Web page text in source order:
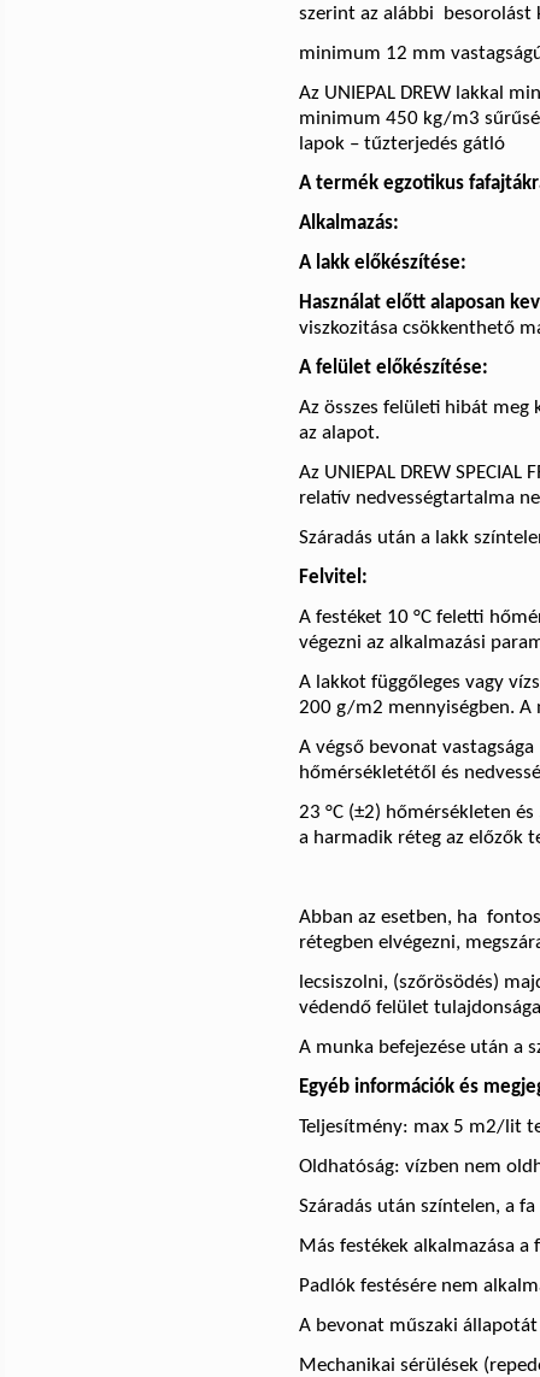
szerint az alábbi
besorolást
minimum 12 mm
Az UNIEPAL DREW lakkal
minimum 450 kg/m3
lapok – tűzterjedés gátló
A termék egzotikus
Alkalmazás:
A lakk előkészítése:
Használat előtt alaposan
viszkozitása csökkenthető
A felület előkészítése:
Az összes felületi hibát
az alapot.
Az UNIEPAL DREW
relatív nedvességtartalma
Száradás után a lakk
Felvitel:
A festéket 10 °C feletti
végezni az alkalmazási
A lakkot függőleges vagy
200 g/m2 mennyiségben. A
A végső bevonat
hőmérsékletétől és
23 °C (±2) hőmérsékleten
a harmadik réteg az előzők
Abban az esetben, ha
rétegben elvégezni,
lecsiszolni, (szőrösödés)
védendő felület
A munka befejezése után a
Egyéb információk és
Teljesítmény: max 5 m2/lit
Oldhatóság: vízben nem
Száradás után színtelen, a
Más festékek alkalmazása
Padlók festésére nem
A bevonat műszaki
Mechanikai sérülések